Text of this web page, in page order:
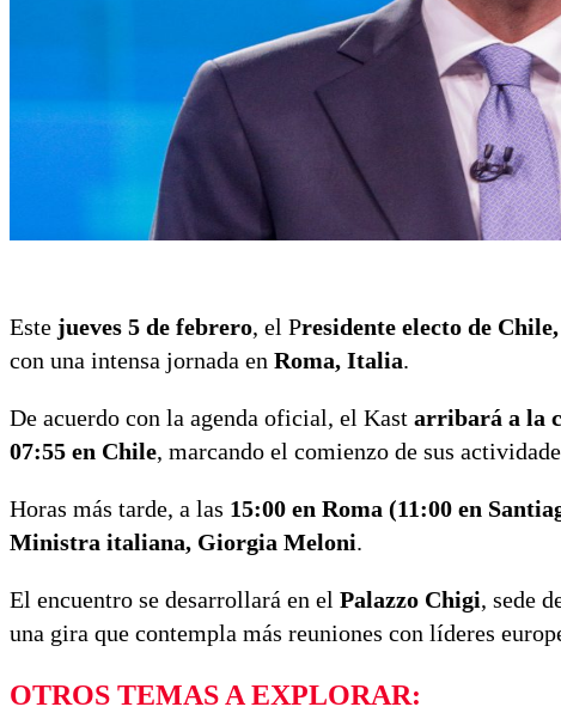
Este jueves 5 de febrero, el Presidente electo de
con una intensa jornada en Roma, Italia.
De acuerdo con la agenda oficial, el Kast arribará a la
07:55 en Chile, marcando el comienzo de sus
Horas más tarde, a las 15:00 en Roma (11:00 en
Ministra italiana, Giorgia Meloni.
El encuentro se desarrollará en el Palazzo Chigi, sede
una gira que contempla más reuniones con líderes
OTROS TEMAS A EXPLORAR: